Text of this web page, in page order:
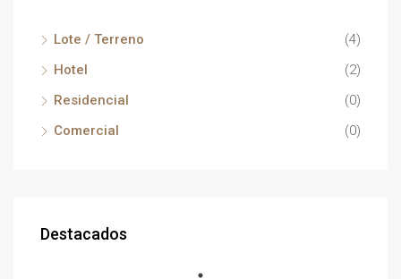
Lote / Terreno
(4)
Hotel
(2)
Residencial
(0)
Comercial
(0)
Destacados